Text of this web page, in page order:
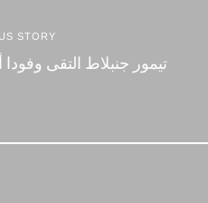
STORY
تيمور جنبلاط التقى وفودا